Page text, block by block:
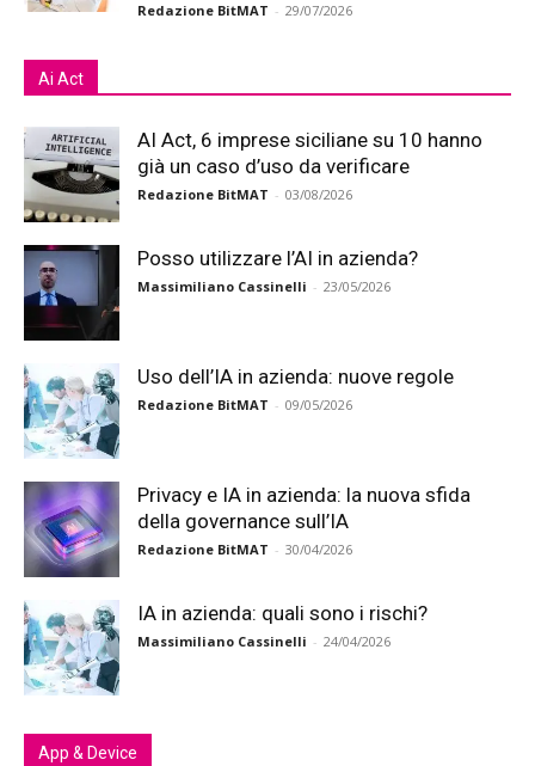
Redazione BitMAT - 29/07/2026
Ai Act
AI Act, 6 imprese siciliane su 10 hanno
già un caso d’uso da verificare
Redazione BitMAT - 03/08/2026
Posso utilizzare l’AI in azienda?
Massimiliano Cassinelli - 23/05/2026
Uso dell’IA in azienda: nuove regole
Redazione BitMAT - 09/05/2026
Privacy e IA in azienda: la nuova sfida
della governance sull’IA
Redazione BitMAT - 30/04/2026
IA in azienda: quali sono i rischi?
Massimiliano Cassinelli - 24/04/2026
App & Device